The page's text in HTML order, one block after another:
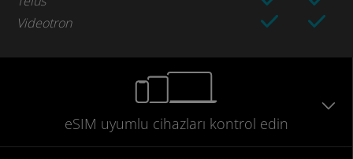
Videotron
eSIM uyumlu cihazları kontrol edin